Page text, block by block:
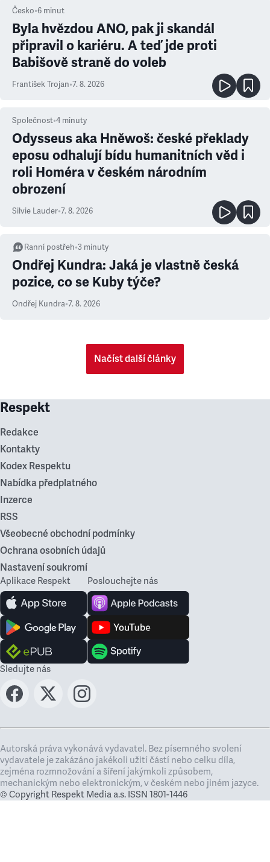
Česko•6 minut
Byla hvězdou ANO, pak ji skandál
připravil o kariéru. A teď jde proti
Babišově straně do voleb
František Trojan•7. 8. 2026
Společnost•4 minuty
Odysseus aka Hněwoš: české překlady
eposu odhalují bídu humanitních věd i
roli Homéra v českém národním
obrození
Silvie Lauder•7. 8. 2026
Ranní postřeh•3 minuty
Ondřej Kundra: Jaká je vlastně česká
pozice, co se Kuby týče?
Ondřej Kundra•7. 8. 2026
Načíst další články
Respekt
Redakce
Kontakty
Kodex Respektu
Nabídka předplatného
Inzerce
RSS
Všeobecné obchodní podmínky
Ochrana osobních údajů
Nastavení soukromí
Aplikace Respekt Poslouchejte nás
Sledujte nás
Autorská práva vykonává vydavatel. Bez písemného svolení
vydavatele je zakázáno jakékoli užití částí nebo celku díla,
zejména rozmnožování a šíření jakýmkoli způsobem,
mechanickým nebo elektronickým, v českém nebo jiném jazyce.
© Copyright Respekt Media a.s. ISSN 1801-1446